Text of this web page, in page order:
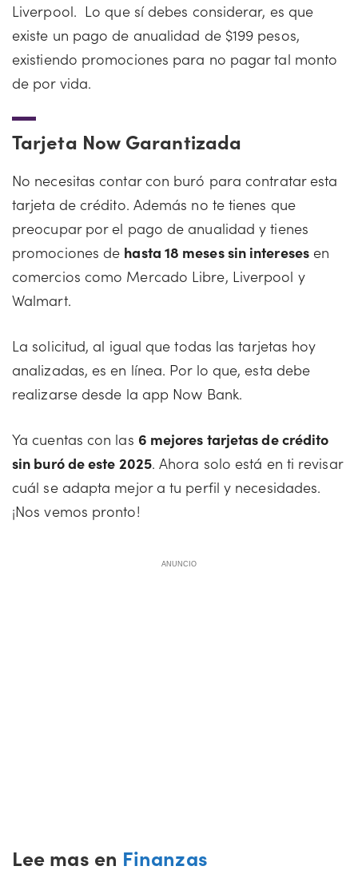
Liverpool. Lo que sí debes considerar, es que
existe un pago de anualidad de $199 pesos,
existiendo promociones para no pagar tal monto
de por vida.
Tarjeta Now Garantizada
No necesitas contar con buró para contratar esta
tarjeta de crédito. Además no te tienes que
preocupar por el pago de anualidad y tienes
promociones de hasta 18 meses sin interesesen
comercios como Mercado Libre, Liverpool y
Walmart.
La solicitud, al igual que todas las tarjetas hoy
analizadas, es en línea. Por lo que, esta debe
realizarse desde la app Now Bank.
Ya cuentas con las 6 mejores tarjetas de crédito
sin buró de este 2025. Ahora solo está en ti revisar
cuál se adapta mejor a tu perfil y necesidades.
¡Nos vemos pronto!
ANUNCIO
Lee mas en Finanzas